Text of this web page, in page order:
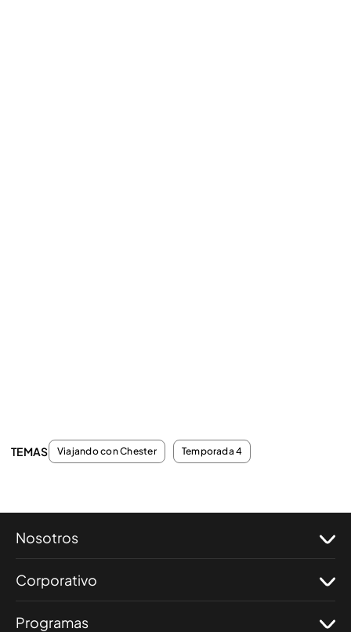
TEMAS Viajando con Chester Temporada 4
Nosotros
Corporativo
Programas